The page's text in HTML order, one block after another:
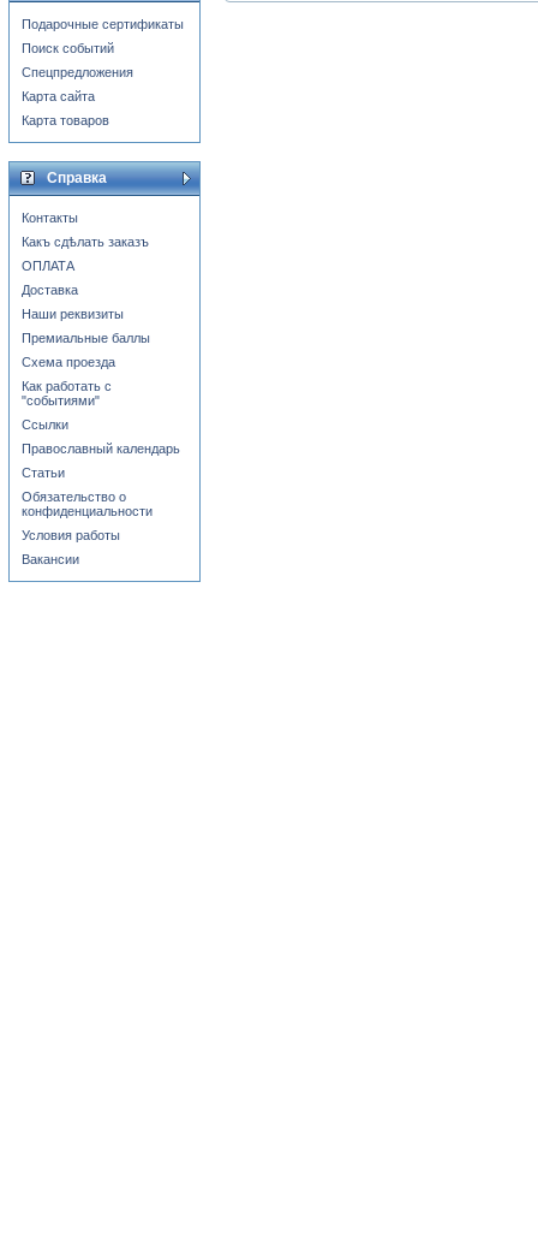
Подарочные сертификаты
Поиск событий
Спецпредложения
Карта сайта
Карта товаров
Справка
Контакты
Какъ сдѣлать заказъ
ОПЛАТА
Доставка
Наши реквизиты
Премиальные баллы
Схема проезда
Как работать с
"событиями"
Ссылки
Православный календарь
Статьи
Обязательство о
конфиденциальности
Условия работы
Вакансии